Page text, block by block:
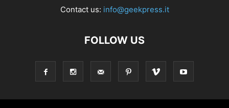
Contact us: info@geekpress.it
FOLLOW US